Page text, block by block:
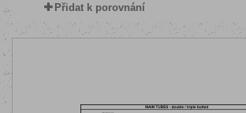
Přidat k porovnání